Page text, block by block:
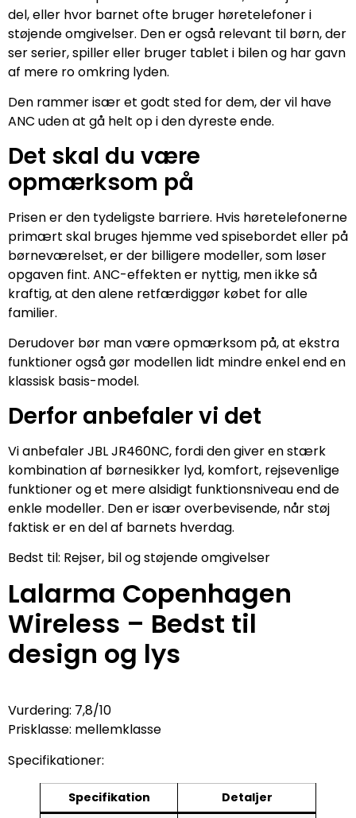
del, eller hvor barnet ofte bruger høretelefoner i
støjende omgivelser. Den er også relevant til børn, der
ser serier, spiller eller bruger tablet i bilen og har gavn
af mere ro omkring lyden.
Den rammer især et godt sted for dem, der vil have
ANC uden at gå helt op i den dyreste ende.
Det skal du være
opmærksom på
Prisen er den tydeligste barriere. Hvis høretelefonerne
primært skal bruges hjemme ved spisebordet eller på
børneværelset, er der billigere modeller, som løser
opgaven fint. ANC-effekten er nyttig, men ikke så
kraftig, at den alene retfærdiggør købet for alle
familier.
Derudover bør man være opmærksom på, at ekstra
funktioner også gør modellen lidt mindre enkel end en
klassisk basis-model.
Derfor anbefaler vi det
Vi anbefaler JBL JR460NC, fordi den giver en stærk
kombination af børnesikker lyd, komfort, rejsevenlige
funktioner og et mere alsidigt funktionsniveau end de
enkle modeller. Den er især overbevisende, når støj
faktisk er en del af barnets hverdag.
Bedst til: Rejser, bil og støjende omgivelser
Lalarma Copenhagen
Wireless – Bedst til
design og lys
Vurdering: 7,8/10
Prisklasse: mellemklasse
Specifikationer:
Specifikation
Detaljer